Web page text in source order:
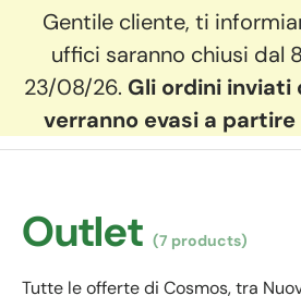
Gentile cliente, ti
uffici saranno chiusi dal
23/08/26. Gli ordini inviati
verranno evasi a
Outlet (7 products)
Tutte le offerte di Cosmos, tra